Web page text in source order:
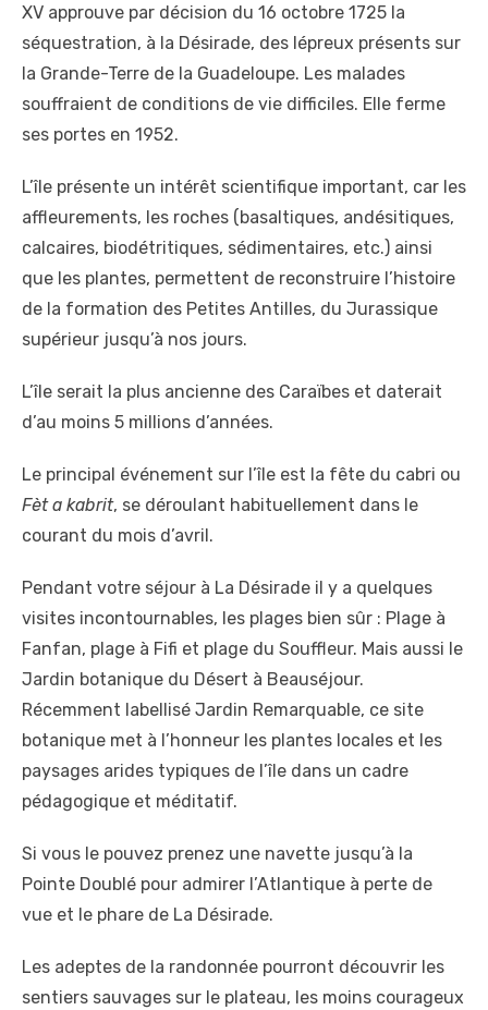
XV approuve par décision du 16 octobre 1725 la
séquestration, à la Désirade, des lépreux présents sur
la Grande-Terre de la Guadeloupe. Les malades
souffraient de conditions de vie difficiles. Elle ferme
ses portes en 1952.
L’île présente un intérêt scientifique important, car les
affleurements, les roches (basaltiques, andésitiques,
calcaires, biodétritiques, sédimentaires, etc.) ainsi
que les plantes, permettent de reconstruire l’histoire
de la formation des Petites Antilles, du Jurassique
supérieur jusqu’à nos jours.
L’île serait la plus ancienne des Caraïbes et daterait
d’au moins 5 millions d’années.
Le principal événement sur l’île est la fête du cabri ou
Fèt a kabrit, se déroulant habituellement dans le
courant du mois d’avril.
Pendant votre séjour à La Désirade il y a quelques
visites incontournables, les plages bien sûr : Plage à
Fanfan, plage à Fifi et plage du Souffleur. Mais aussi le
Jardin botanique du Désert à Beauséjour.
Récemment labellisé Jardin Remarquable, ce site
botanique met à l’honneur les plantes locales et les
paysages arides typiques de l’île dans un cadre
pédagogique et méditatif.
Si vous le pouvez prenez une navette jusqu’à la
Pointe Doublé pour admirer l’Atlantique à perte de
vue et le phare de La Désirade.
Les adeptes de la randonnée pourront découvrir les
sentiers sauvages sur le plateau, les moins courageux